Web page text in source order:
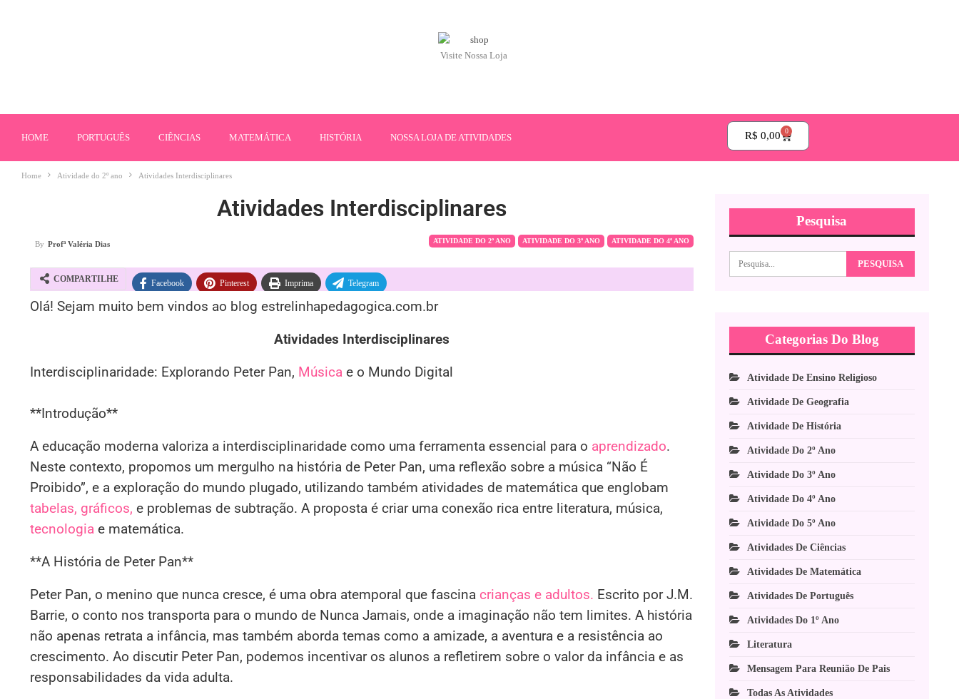
Visite Nossa Loja
HOME PORTUGUÊS CIÊNCIAS MATEMÁTICA HISTÓRIA NOSSA LOJA DE ATIVIDADES R$ 0,00 0
Home Atividade do 2º ano Atividades Interdisciplinares
Atividades Interdisciplinares
ATIVIDADE DO 2º ANO ATIVIDADE DO 3º ANO ATIVIDADE DO 4º ANO
By Profª Valéria Dias
COMPARTILHE Facebook Pinterest Imprima Telegram
Olá! Sejam muito bem vindos ao blog estrelinhapedagogica.com.br
Atividades Interdisciplinares
Interdisciplinaridade: Explorando Peter Pan, Música e o Mundo Digital
**Introdução**
A educação moderna valoriza a interdisciplinaridade como uma ferramenta essencial para o aprendizado.
Neste contexto, propomos um mergulho na história de Peter Pan, uma reflexão sobre a música “Não É
Proibido”, e a exploração do mundo plugado, utilizando também atividades de matemática que englobam
tabelas, gráficos, e problemas de subtração. A proposta é criar uma conexão rica entre literatura, música,
tecnologia e matemática.
**A História de Peter Pan**
Peter Pan, o menino que nunca cresce, é uma obra atemporal que fascina crianças e adultos. Escrito por J.M.
Barrie, o conto nos transporta para o mundo de Nunca Jamais, onde a imaginação não tem limites. A história
não apenas retrata a infância, mas também aborda temas como a amizade, a aventura e a resistência ao
crescimento. Ao discutir Peter Pan, podemos incentivar os alunos a refletirem sobre o valor da infância e as
responsabilidades da vida adulta.
Pesquisa
Categorias Do Blog
Atividade De Ensino Religioso
Atividade De Geografia
Atividade De História
Atividade Do 2º Ano
Atividade Do 3º Ano
Atividade Do 4º Ano
Atividade Do 5º Ano
Atividades De Ciências
Atividades De Matemática
Atividades De Português
Atividades Do 1º Ano
Literatura
Mensagem Para Reunião De Pais
Todas As Atividades